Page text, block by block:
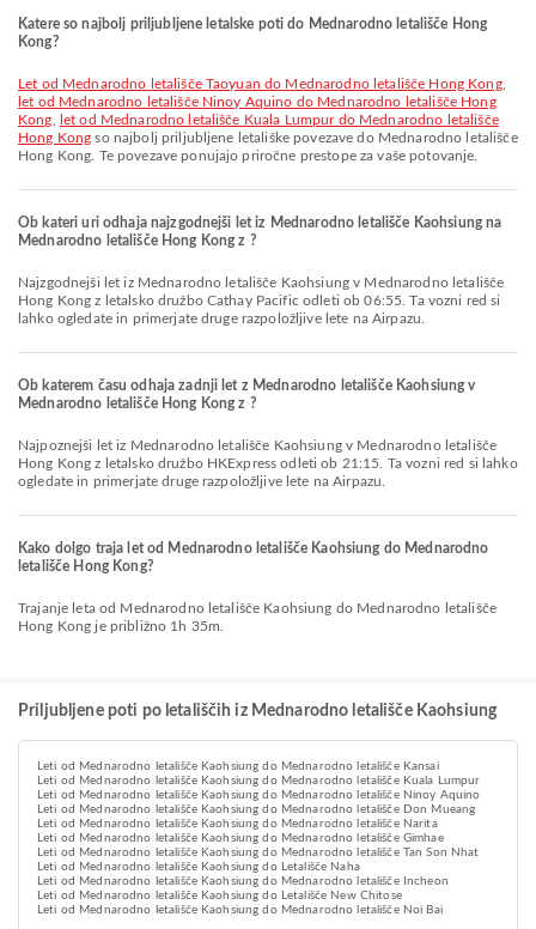
Katere so najbolj priljubljene letalske poti do Mednarodno letališče Hong
Kong?
let od Mednarodno letališče Taoyuan do Mednarodno letališče Hong Kong,
let od Mednarodno letališče Ninoy Aquino do Mednarodno letališče Hong
Kong
let od Mednarodno letališče Kuala Lumpur do Mednarodno letališče
Hong Kong so najbolj priljubljene letališke povezave do Mednarodno letališče
Hong Kong. Te povezave ponujajo priročne prestope za vaše potovanje.
Ob kateri uri odhaja najzgodnejši let iz Mednarodno letališče Kaohsiung na
Mednarodno letališče Hong Kong z ?
Najzgodnejši let iz Mednarodno letališče Kaohsiung v Mednarodno letališče
Hong Kong z letalsko družbo Cathay Pacific odleti ob 06:55. Ta vozni red si
lahko ogledate in primerjate druge razpoložljive lete na Airpazu.
Ob katerem času odhaja zadnji let z Mednarodno letališče Kaohsiung v
Mednarodno letališče Hong Kong z ?
Najpoznejši let iz Mednarodno letališče Kaohsiung v Mednarodno letališče
Hong Kong z letalsko družbo HKExpress odleti ob 21:15. Ta vozni red si lahko
ogledate in primerjate druge razpoložljive lete na Airpazu.
Kako dolgo traja let od Mednarodno letališče Kaohsiung do Mednarodno
letališče Hong Kong?
Trajanje leta od Mednarodno letališče Kaohsiung do Mednarodno letališče
Hong Kong je približno 1h 35m.
Priljubljene poti po letališčih iz Mednarodno letališče Kaohsiung
Leti od Mednarodno letališče Kaohsiung do Mednarodno letališče Kansai
Leti od Mednarodno letališče Kaohsiung do Mednarodno letališče Kuala Lumpur
Leti od Mednarodno letališče Kaohsiung do Mednarodno letališče Ninoy Aquino
Leti od Mednarodno letališče Kaohsiung do Mednarodno letališče Don Mueang
Leti od Mednarodno letališče Kaohsiung do Mednarodno letališče Narita
Leti od Mednarodno letališče Kaohsiung do Mednarodno letališče Gimhae
Leti od Mednarodno letališče Kaohsiung do Mednarodno letališče Tan Son Nhat
Leti od Mednarodno letališče Kaohsiung do Letališče Naha
Leti od Mednarodno letališče Kaohsiung do Mednarodno letališče Incheon
Leti od Mednarodno letališče Kaohsiung do Letališče New Chitose
Leti od Mednarodno letališče Kaohsiung do Mednarodno letališče Noi Bai